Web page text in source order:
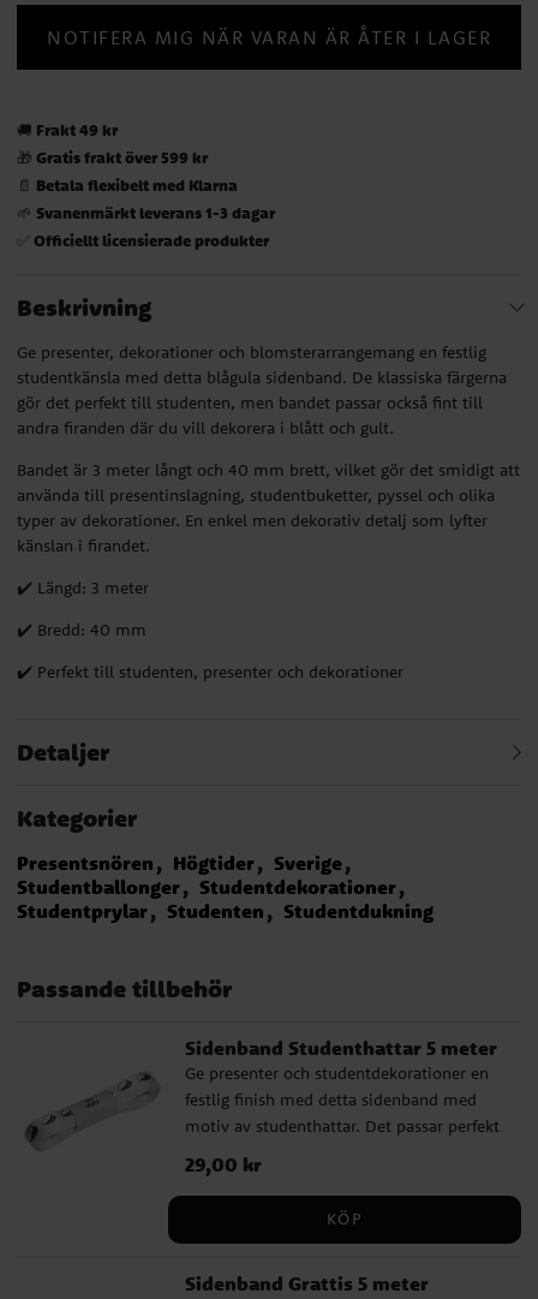
NOTIFERA MIG NÄR VARAN ÄR ÅTER I LAGER
🚚 Frakt 49 kr
🎁 Gratis frakt över 599 kr
📄 Betala flexibelt med Klarna
🌱 Svanenmärkt leverans 1-3 dagar
✅ Officiellt licensierade produkter
Beskrivning
Ge presenter, dekorationer och blomsterarrangemang en festlig
studentkänsla med detta blågula sidenband. De klassiska färgerna
gör det perfekt till studenten, men bandet passar också fint till
andra firanden där du vill dekorera i blått och gult.
Bandet är 3 meter långt och 40 mm brett, vilket gör det smidigt att
använda till presentinslagning, studentbuketter, pyssel och olika
typer av dekorationer. En enkel men dekorativ detalj som lyfter
känslan i firandet.
✔️ Längd: 3 meter
✔️ Bredd: 40 mm
✔️ Perfekt till studenten, presenter och dekorationer
Detaljer
Kategorier
Presentsnören Högtider
Sverige
Studentballonger
Studentdekorationer
Studentprylar
Studenten Studentdukning
Passande tillbehör
Sidenband Studenthattar 5 meter
Ge presenter och studentdekorationer en
festlig finish med detta sidenband med
motiv av studenthattar. Det passar perfekt
till studenten och är fint att använda till
presentinslagning, blomsterarrangemang,
pyssel och andra små detaljer som gör
firandet extra genomtänkt. Bandet är 5
smidigt att arbeta med till både paket,
Pris:29,00 kr
29,00 kr
KÖP
Sidenband Grattis 5 meter